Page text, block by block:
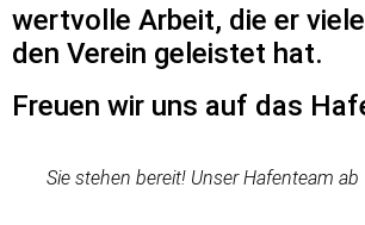
wertvolle Arbeit, die er
den Verein geleistet hat.
Freuen wir uns auf das
Sie stehen bereit! Unser Hafenteam